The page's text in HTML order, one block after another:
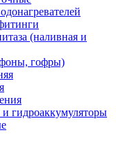
(наливная и
гофры)
гидроаккумуляторы